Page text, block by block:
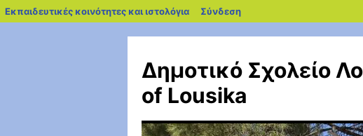
Εκπαιδευτικές κοινότητες και ιστολόγια blogs.sch.gr
Σύνδεση
περιεχόμενο
Δημοτικό Σχολείο
of Lousika